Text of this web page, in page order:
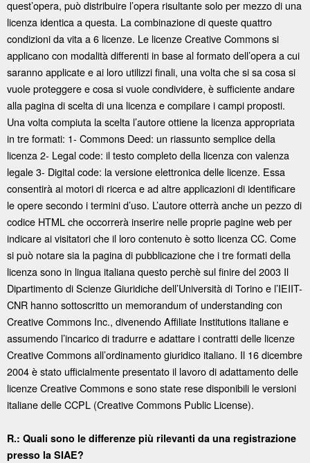
quest’opera, può distribuire l’opera risultante solo per mezzo di una
licenza identica a questa. La combinazione di queste quattro
condizioni da vita a 6 licenze. Le licenze Creative Commons si
applicano con modalità differenti in base al formato dell’opera a cui
saranno applicate e ai loro utilizzi finali, una volta che si sa cosa si
vuole proteggere e cosa si vuole condividere, è sufficiente andare
alla pagina di scelta di una licenza e compilare i campi proposti.
Una volta compiuta la scelta l’autore ottiene la licenza appropriata
in tre formati: 1- Commons Deed: un riassunto semplice della
licenza 2- Legal code: il testo completo della licenza con valenza
legale 3- Digital code: la versione elettronica delle licenze. Essa
consentirà ai motori di ricerca e ad altre applicazioni di identificare
le opere secondo i termini d’uso. L’autore otterrà anche un pezzo di
codice HTML che occorrerà inserire nelle proprie pagine web per
indicare ai visitatori che il loro contenuto è sotto licenza CC. Come
si può notare sia la pagina di pubblicazione che i tre formati della
licenza sono in lingua italiana questo perchè sul finire del 2003 Il
Dipartimento di Scienze Giuridiche dell’Università di Torino e l’IEIIT-
CNR hanno sottoscritto un memorandum of understanding con
Creative Commons Inc., divenendo Affiliate Institutions italiane e
assumendo l’incarico di tradurre e adattare i contratti delle licenze
Creative Commons all’ordinamento giuridico italiano. Il 16 dicembre
2004 è stato ufficialmente presentato il lavoro di adattamento delle
licenze Creative Commons e sono state rese disponibili le versioni
italiane delle CCPL (Creative Commons Public License).
R.: Quali sono le differenze più rilevanti da una registrazione
presso la SIAE?